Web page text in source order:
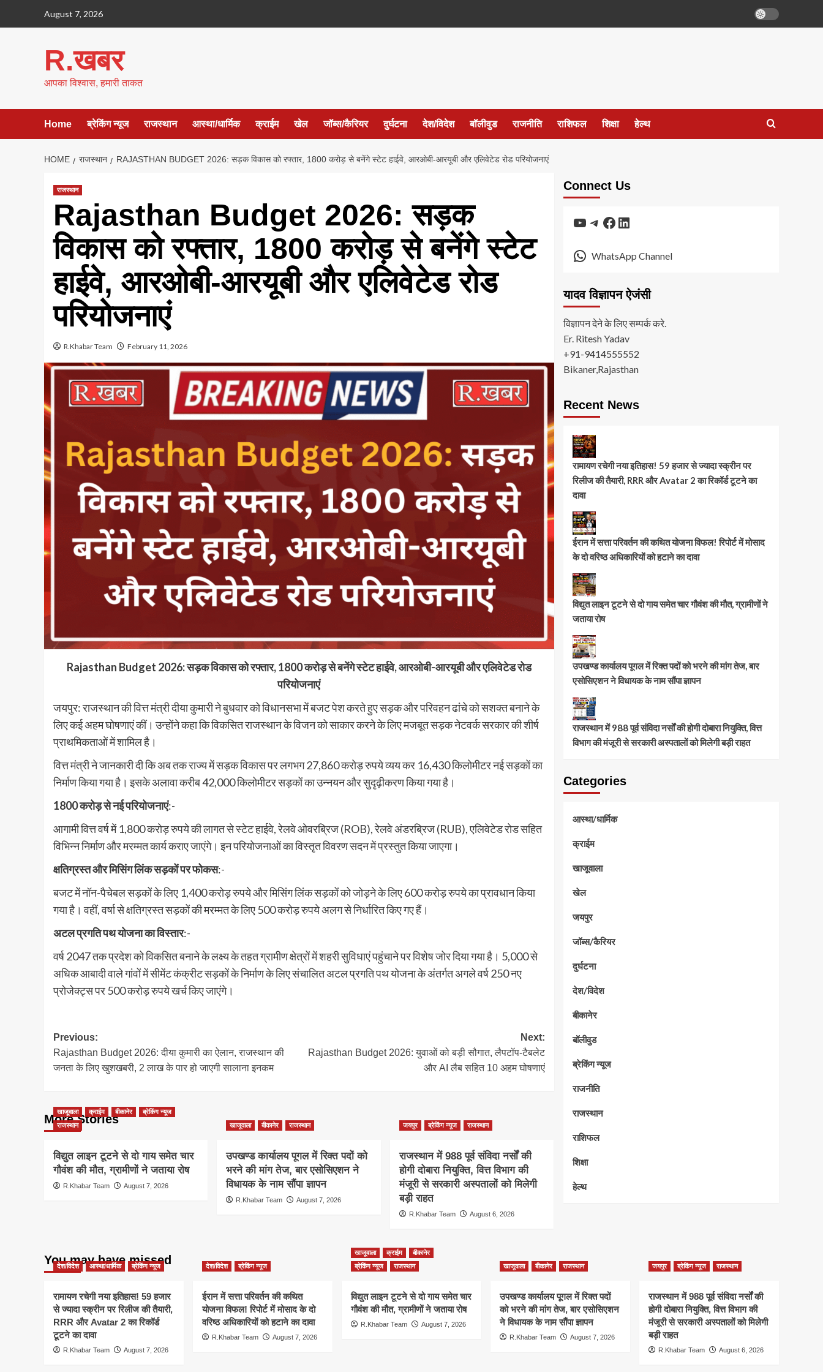
August 7, 2026
R.खबर
आपका विश्वास, हमारी ताकत
Home ब्रेकिंग न्यूज राजस्थान आस्था/धार्मिक क्राईम खेल जॉब्स/कैरियर दुर्घटना देश/विदेश बॉलीवुड राजनीति राशिफल शिक्षा हेल्थ
HOME राजस्थान RAJASTHAN BUDGET 2026: सड़क विकास को रफ्तार, 1800 करोड़ से बनेंगे स्टेट हाईवे, आरओबी-आरयूबी और एलिवेटेड रोड परियोजनाएं
राजस्थान
Rajasthan Budget 2026: सड़क
विकास को रफ्तार, 1800 करोड़ से बनेंगे स्टेट
हाईवे, आरओबी-आरयूबी और एलिवेटेड रोड
परियोजनाएं
R.Khabar Team February 11, 2026
Rajasthan Budget 2026: सड़क विकास को रफ्तार, 1800 करोड़ से बनेंगे स्टेट हाईवे, आरओबी-आरयूबी और एलिवेटेड रोड
परियोजनाएं
जयपुर: राजस्थान की वित्त मंत्री दीया कुमारी ने बुधवार को विधानसभा में बजट पेश करते हुए सड़क और परिवहन ढांचे को सशक्त बनाने के
लिए कई अहम घोषणाएं कीं। उन्होंने कहा कि विकसित राजस्थान के विजन को साकार करने के लिए मजबूत सड़क नेटवर्क सरकार की शीर्ष
प्राथमिकताओं में शामिल है।
वित्त मंत्री ने जानकारी दी कि अब तक राज्य में सड़क विकास पर लगभग 27,860 करोड़ रुपये व्यय कर 16,430 किलोमीटर नई सड़कों का
निर्माण किया गया है। इसके अलावा करीब 42,000 किलोमीटर सड़कों का उन्नयन और सुदृढ़ीकरण किया गया है।
1800 करोड़ से नई परियोजनाएं:-
आगामी वित्त वर्ष में 1,800 करोड़ रुपये की लागत से स्टेट हाईवे, रेलवे ओवरब्रिज (ROB), रेलवे अंडरब्रिज (RUB), एलिवेटेड रोड सहित
विभिन्न निर्माण और मरम्मत कार्य कराए जाएंगे। इन परियोजनाओं का विस्तृत विवरण सदन में प्रस्तुत किया जाएगा।
क्षतिग्रस्त और मिसिंग लिंक सड़कों पर फोकस:-
बजट में नॉन-पैचेबल सड़कों के लिए 1,400 करोड़ रुपये और मिसिंग लिंक सड़कों को जोड़ने के लिए 600 करोड़ रुपये का प्रावधान किया
गया है। वहीं, वर्षा से क्षतिग्रस्त सड़कों की मरम्मत के लिए 500 करोड़ रुपये अलग से निर्धारित किए गए हैं।
अटल प्रगति पथ योजना का विस्तार:-
वर्ष 2047 तक प्रदेश को विकसित बनाने के लक्ष्य के तहत ग्रामीण क्षेत्रों में शहरी सुविधाएं पहुंचाने पर विशेष जोर दिया गया है। 5,000 से
अधिक आबादी वाले गांवों में सीमेंट कंक्रीट सड़कों के निर्माण के लिए संचालित अटल प्रगति पथ योजना के अंतर्गत अगले वर्ष 250 नए
प्रोजेक्ट्स पर 500 करोड़ रुपये खर्च किए जाएंगे।
Post
navigation
Previous:
Rajasthan Budget 2026: दीया कुमारी का ऐलान, राजस्थान की
जनता के लिए खुशखबरी, 2 लाख के पार हो जाएगी सालाना इनकम
Next:
Rajasthan Budget 2026: युवाओं को बड़ी सौगात, लैपटॉप-टैबलेट
और AI लैब सहित 10 अहम घोषणाएं
More Stories
खाजूवाला क्राईम बीकानेर
ब्रेकिंग न्यूज
राजस्थान
विद्युत लाइन टूटने से दो गाय समेत चार
गौवंश की मौत, ग्रामीणों ने जताया रोष
R.Khabar Team August 7, 2026
खाजूवाला बीकानेर राजस्थान
उपखण्ड कार्यालय पूगल में रिक्त पदों को
भरने की मांग तेज, बार एसोसिएशन ने
विधायक के नाम सौंपा ज्ञापन
R.Khabar Team August 7, 2026
जयपुर ब्रेकिंग न्यूज राजस्थान
राजस्थान में 988 पूर्व संविदा नर्सों की
होगी दोबारा नियुक्ति, वित्त विभाग की
मंजूरी से सरकारी अस्पतालों को मिलेगी
बड़ी राहत
R.Khabar Team August 6, 2026
Connect Us
YouTube
Telegram
Facebook
LinkedIn
WhatsApp Channel
यादव विज्ञापन ऐजंसी
विज्ञापन देने के लिए सम्पर्क करे.
Er. Ritesh Yadav
+91-9414555552
Bikaner,Rajasthan
Recent News
रामायण रचेगी नया इतिहास! 59 हजार से ज्यादा स्क्रीन पर
रिलीज की तैयारी, RRR और Avatar 2 का रिकॉर्ड टूटने का
दावा
ईरान में सत्ता परिवर्तन की कथित योजना विफल! रिपोर्ट में मोसाद
के दो वरिष्ठ अधिकारियों को हटाने का दावा
विद्युत लाइन टूटने से दो गाय समेत चार गौवंश की मौत, ग्रामीणों ने
जताया रोष
उपखण्ड कार्यालय पूगल में रिक्त पदों को भरने की मांग तेज, बार
एसोसिएशन ने विधायक के नाम सौंपा ज्ञापन
राजस्थान में 988 पूर्व संविदा नर्सों की होगी दोबारा नियुक्ति, वित्त
विभाग की मंजूरी से सरकारी अस्पतालों को मिलेगी बड़ी राहत
Categories
आस्था/धार्मिक
क्राईम
खाजूवाला
खेल
जयपुर
जॉब्स/कैरियर
दुर्घटना
देश/विदेश
बीकानेर
बॉलीवुड
ब्रेकिंग न्यूज
राजनीति
राजस्थान
राशिफल
शिक्षा
हेल्थ
You may have missed
देश/विदेश आस्था/धार्मिक ब्रेकिंग न्यूज
रामायण रचेगी नया इतिहास! 59 हजार
से ज्यादा स्क्रीन पर रिलीज की तैयारी,
RRR और Avatar 2 का रिकॉर्ड
टूटने का दावा
R.Khabar Team August 7, 2026
देश/विदेश ब्रेकिंग न्यूज
ईरान में सत्ता परिवर्तन की कथित
योजना विफल! रिपोर्ट में मोसाद के दो
वरिष्ठ अधिकारियों को हटाने का दावा
R.Khabar Team August 7, 2026
खाजूवाला क्राईम
बीकानेर
ब्रेकिंग न्यूज
राजस्थान
विद्युत लाइन टूटने से दो गाय समेत चार
गौवंश की मौत, ग्रामीणों ने जताया रोष
R.Khabar Team August 7, 2026
खाजूवाला बीकानेर राजस्थान
उपखण्ड कार्यालय पूगल में रिक्त पदों
को भरने की मांग तेज, बार एसोसिएशन
ने विधायक के नाम सौंपा ज्ञापन
R.Khabar Team August 7, 2026
जयपुर ब्रेकिंग न्यूज राजस्थान
राजस्थान में 988 पूर्व संविदा नर्सों की
होगी दोबारा नियुक्ति, वित्त विभाग की
मंजूरी से सरकारी अस्पतालों को मिलेगी
बड़ी राहत
R.Khabar Team August 6, 2026